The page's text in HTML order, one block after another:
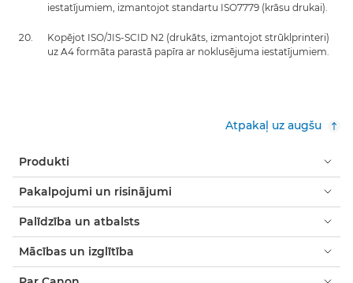
iestatījumiem, izmantojot standartu ISO7779 (krāsu drukai).
Kopējot ISO/JIS-SCID N2 (drukāts, izmantojot strūklprinteri)
uz A4 formāta parastā papīra ar noklusējuma iestatījumiem.
Atpakaļ uz augšu
Produkti
Pakalpojumi un risinājumi
Palīdzība un atbalsts
Mācības un izglītība